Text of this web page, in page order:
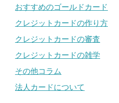
おすすめのゴールドカード
クレジットカードの作り方
クレジットカードの審査
クレジットカードの雑学
その他コラム
法人カードについて